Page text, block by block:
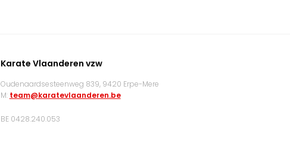
Karate Vlaanderen vzw
Oudenaardsesteenweg 839, 9420 Erpe-Mere
M: team@karatevlaanderen.be
BE 0428.240.053